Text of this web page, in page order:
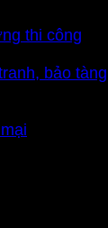
thi công
bảo tàng